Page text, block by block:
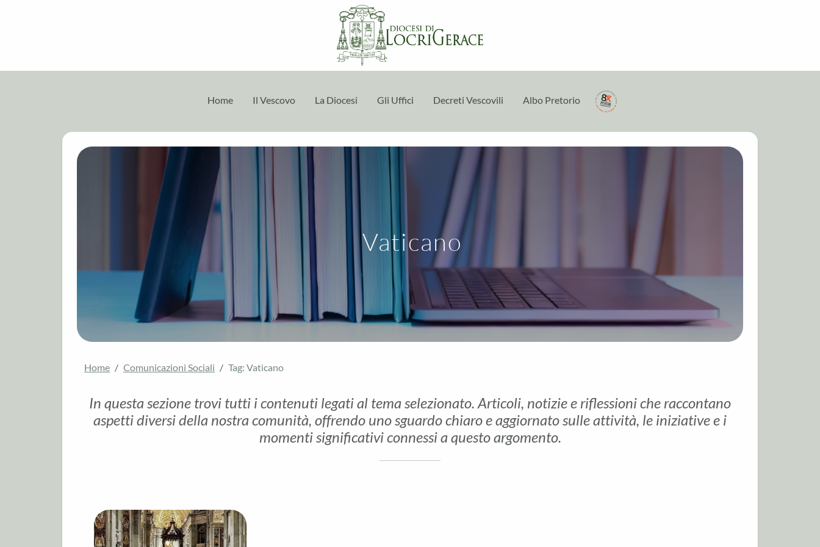
Home Il Vescovo La Diocesi Gli Uffici Decreti Vescovili Albo Pretorio
Vaticano
Home Comunicazioni Sociali Tag: Vaticano
In questa sezione trovi tutti i contenuti legati al tema selezionato. Articoli, notizie e riflessioni che raccontano
aspetti diversi della nostra comunità, offrendo uno sguardo chiaro e aggiornato sulle attività, le iniziative e i
momenti significativi connessi a questo argomento.